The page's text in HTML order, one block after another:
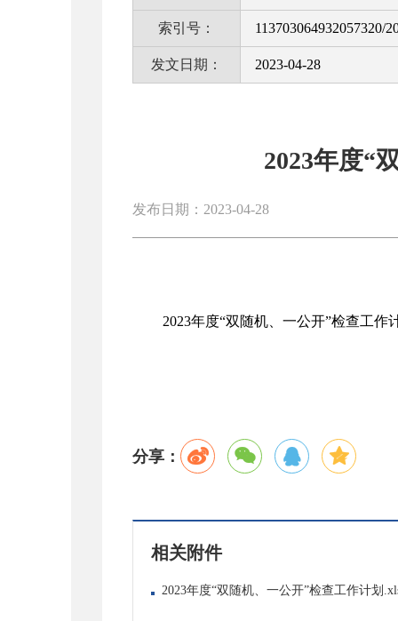
索引号： 113703064932057320/
发文日期： 2023-04-28
2023年度“
发布日期：2023-04-28
2023年度“双随机、一公开”检查工作
分享：
相关附件
2023年度“双随机、一公开”检查工作计划